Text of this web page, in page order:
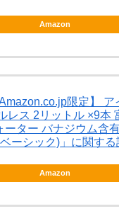
Amazon
限定】 ア
レス 2リットル ×9本
ーター バナジウム含
ーシック)」に関する
Amazon